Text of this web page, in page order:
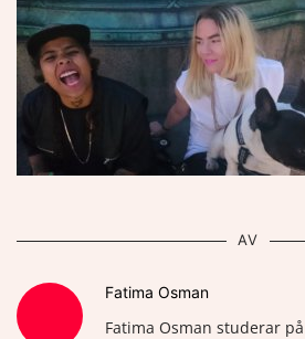
AV
Fatima Osman
Fatima Osman studerar